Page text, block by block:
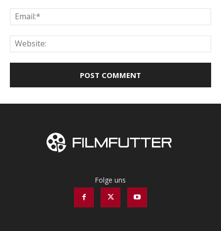
Folge uns